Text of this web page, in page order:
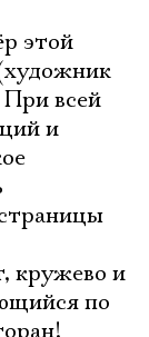
этой
всей
и
кружево и
по